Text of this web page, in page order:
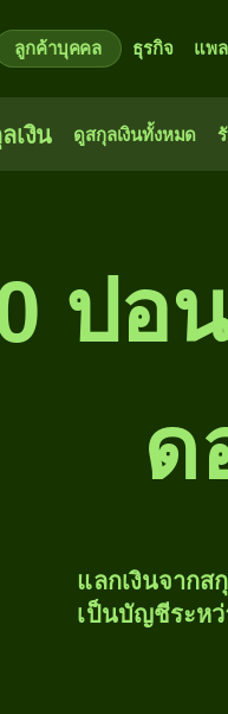
ลูกค้าบุคคล ธุรกิจ แพ
เงิน ดูสกุลเงินทั้งหมด
ปอ
ด
แลกเงินจากส
เป็นบัญชีระหว่